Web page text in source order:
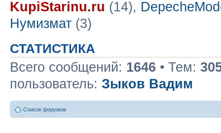
KupiStarinu.ru (14),
Нумизмат (3)
СТАТИСТИКА
Всего сообщений: 1646 • Тем:
пользователь: Зыков Вадим
Список форумов